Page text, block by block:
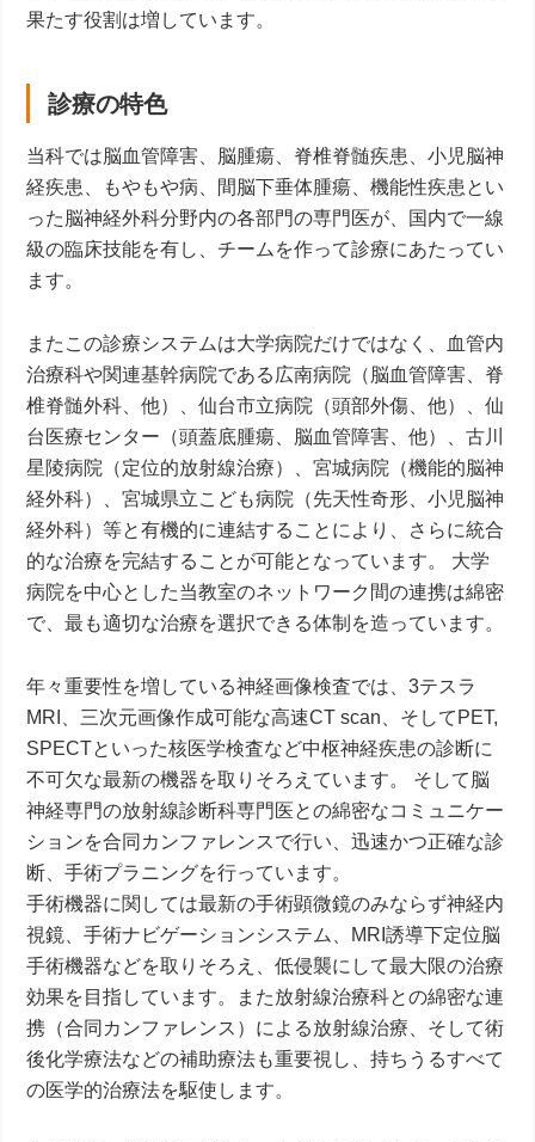
果たす役割は増しています。
診療の特色
当科では脳血管障害、脳腫瘍、脊椎脊髄疾患、小児脳神
経疾患、もやもや病、間脳下垂体腫瘍、機能性疾患とい
った脳神経外科分野内の各部門の専門医が、国内で一線
級の臨床技能を有し、チームを作って診療にあたってい
ます。
またこの診療システムは大学病院だけではなく、血管内
治療科や関連基幹病院である広南病院（脳血管障害、脊
椎脊髄外科、他）、仙台市立病院（頭部外傷、他）、仙
台医療センター（頭蓋底腫瘍、脳血管障害、他）、古川
星陵病院（定位的放射線治療）、宮城病院（機能的脳神
経外科）、宮城県立こども病院（先天性奇形、小児脳神
経外科）等と有機的に連結することにより、さらに統合
的な治療を完結することが可能となっています。 大学
病院を中心とした当教室のネットワーク間の連携は綿密
で、最も適切な治療を選択できる体制を造っています。
年々重要性を増している神経画像検査では、3テスラ
MRI、三次元画像作成可能な高速CT scan、そしてPET,
SPECTといった核医学検査など中枢神経疾患の診断に
不可欠な最新の機器を取りそろえています。 そして脳
神経専門の放射線診断科専門医との綿密なコミュニケー
ションを合同カンファレンスで行い、迅速かつ正確な診
断、手術プラニングを行っています。
手術機器に関しては最新の手術顕微鏡のみならず神経内
視鏡、手術ナビゲーションシステム、MRI誘導下定位脳
手術機器などを取りそろえ、低侵襲にして最大限の治療
効果を目指しています。また放射線治療科との綿密な連
携（合同カンファレンス）による放射線治療、そして術
後化学療法などの補助療法も重要視し、持ちうるすべて
の医学的治療法を駆使します。